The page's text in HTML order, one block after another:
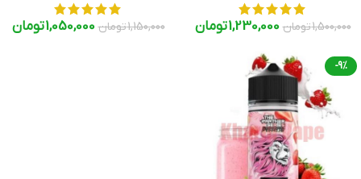
1,500,000تومان 1,230,000تومان 1,150,000تومان 1,050,000تومان
-9%